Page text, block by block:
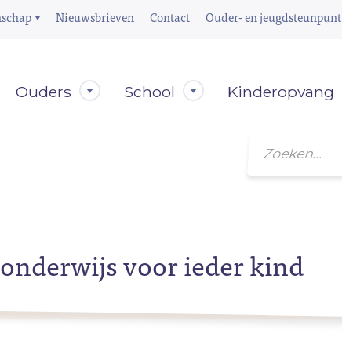
Nieuwsbrieven Contact Ouder- en jeugdsteunpunt
Ouders School Kinderopvang
Zoeken
voor ieder kind